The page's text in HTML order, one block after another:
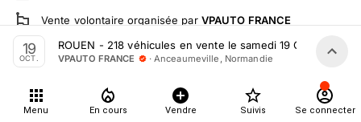
Vente volontaire organisée par VPAUTO FRANCE
En salle :555 Rte de Dieppe, 76710 Anceaumeville, France
Tout le monde peut participer
19
OCT.
ROUEN - 218 véhicules en vente le samedi 19 Octobre
VPAUTO FRANCE · Anceaumeville, Normandie
Menu En cours Vendre Suivis Se connecter